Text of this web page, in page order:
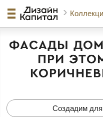
ФАСАДЫ
ПРИ
Создадим для